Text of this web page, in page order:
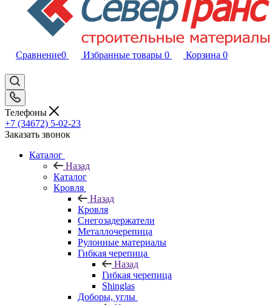
Сравнение0 Избранные товары 0 Корзина 0
Телефоны
+7 (34672) 5-02-23
Заказать звонок
Каталог
Назад
Каталог
Кровля
Назад
Кровля
Снегозадержатели
Металлочерепица
Рулонные материалы
Гибкая черепица
Назад
Гибкая черепица
Shinglas
Доборы, углы